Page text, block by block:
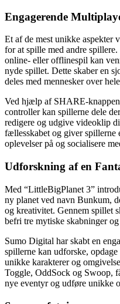
Engagerende
Et af de mest unikke aspekter
for at spille med andre
online- eller offlinespil kan
nyde spillet. Dette skaber en
deles med mennesker over
Ved hjælp af SHARE-
controller kan spillerne dele
redigere og udgive videoklip
fællesskabet og giver spillerne
oplevelser på og socialisere
Udforskning af en
Med “LittleBigPlanet 3”
ny planet ved navn Bunkum,
og kreativitet. Gennem spillet
befri tre mytiske skabninger
Sumo Digital har skabt en
spillerne kan udforske,
unikke karakterer og
Toggle, OddSock og Swoop,
nye eventyr og udføre unikke